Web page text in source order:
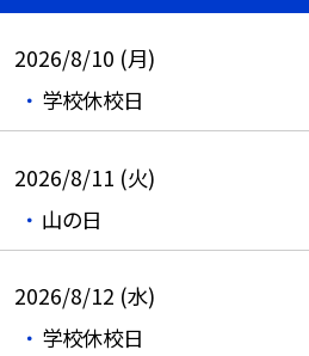
2026/8/10 (月)
学校休校日
2026/8/11 (火)
山の日
2026/8/12 (水)
学校休校日